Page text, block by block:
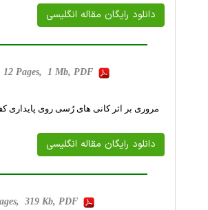
دانلود رایگان مقاله انگلیسی
12 Pages, 1 Mb, PDF
مروری بر اثر کانی های رُسی روی پایداری
دانلود رایگان مقاله انگلیسی
319 Kb, PDF